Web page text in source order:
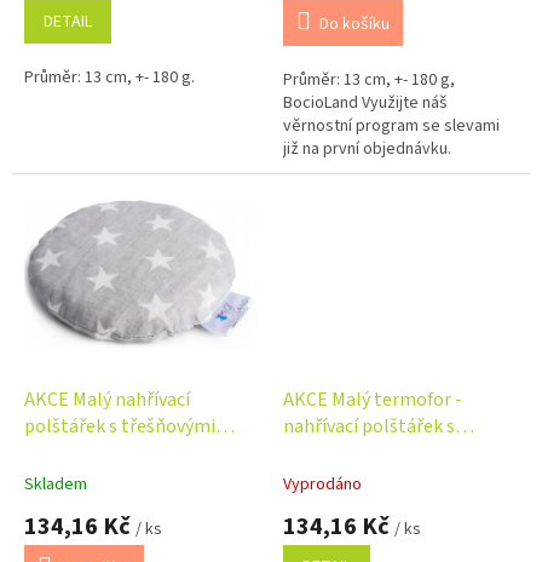
DETAIL
Průměr: 13 cm, +- 180 g.
Do košíku
Průměr: 13 cm, +- 180 g,
BocioLand Využijte náš
věrnostní program se slevami
již na první objednávku.
Věrnostní program
AKCE Malý nahřívací
polštářek s třešňovými
Hvězdy v šedé
Skladem
134,16 Kč / ks
AKCE Malý termofor -
nahřívací polštářek s
Srdíčka
Vyprodáno
134,16 Kč / ks